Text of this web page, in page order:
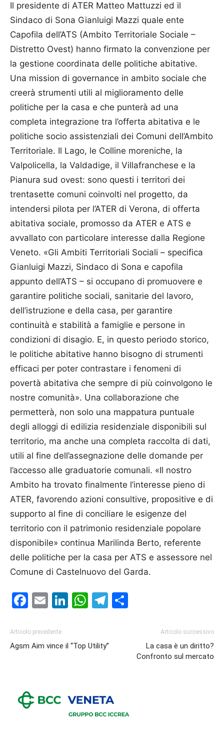
Il presidente di ATER Matteo Mattuzzi ed il
Sindaco di Sona Gianluigi Mazzi quale ente
Capofila dell’ATS (Ambito Territoriale Sociale –
Distretto Ovest) hanno firmato la convenzione per
la gestione coordinata delle politiche abitative.
Una mission di governance in ambito sociale che
creerà strumenti utili al miglioramento delle
politiche per la casa e che punterà ad una
completa integrazione tra l’offerta abitativa e le
politiche socio assistenziali dei Comuni dell’Ambito
Territoriale. Il Lago, le Colline moreniche, la
Valpolicella, la Valdadige, il Villafranchese e la
Pianura sud ovest: sono questi i territori dei
trentasette comuni coinvolti nel progetto, da
intendersi pilota per l’ATER di Verona, di offerta
abitativa sociale, promosso da ATER e ATS e
avvallato con particolare interesse dalla Regione
Veneto. «Gli Ambiti Territoriali Sociali – specifica
Gianluigi Mazzi, Sindaco di Sona e capofila
appunto dell’ATS – si occupano di promuovere e
garantire politiche sociali, sanitarie del lavoro,
dell’istruzione e della casa, per garantire
continuità e stabilità a famiglie e persone in
condizioni di disagio. E, in questo periodo storico,
le politiche abitative hanno bisogno di strumenti
efficaci per poter contrastare i fenomeni di
povertà abitativa che sempre di più coinvolgono le
nostre comunità». Una collaborazione che
permetterà, non solo una mappatura puntuale
degli alloggi di edilizia residenziale disponibili sul
territorio, ma anche una completa raccolta di dati,
utili al fine dell’assegnazione delle domande per
l’accesso alle graduatorie comunali. «Il nostro
Ambito ha trovato finalmente l’interesse pieno di
ATER, favorendo azioni consultive, propositive e di
supporto al fine di conciliare le esigenze del
territorio con il patrimonio residenziale popolare
disponibile» continua Marilinda Berto, referente
delle politiche per la casa per ATS e assessore nel
Comune di Castelnuovo del Garda.
Facebook
EmailLinkedIn
WhatsApp
Telegram
Articolo precedente
Agsm Aim vince il “Top Utility’’
Articolo successivo
La casa è un diritto?
Confronto sul mercato